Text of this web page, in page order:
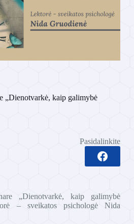
„Dienotvarkė, kaip galimybė
Pasidalinkite
„Dienotvarkė, kaip galimybė
– sveikatos psichologė Nida